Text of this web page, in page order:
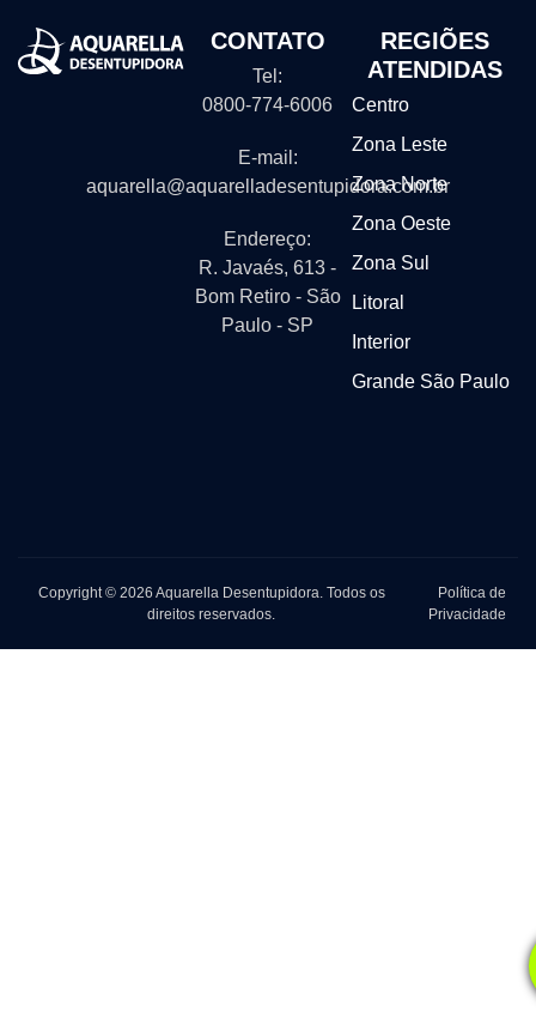
CONTATO
Tel:
0800-774-6006
E-mail:
aquarella@aquarelladesentupidora.com.br
Endereço:
R. Javaés, 613 -
Bom Retiro - São
Paulo - SP
REGIÕES
ATENDIDAS
Centro
Zona Leste
Zona Norte
Zona Oeste
Zona Sul
Litoral
Interior
Grande São Paulo
Copyright © 2026 Aquarella Desentupidora. Todos os
direitos reservados.
Política de
Privacidade